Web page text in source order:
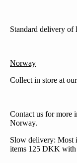
Standard delivery of
Norway
Collect in store at
Contact us for more
Norway.
Slow delivery: Most
items 125 DKK with